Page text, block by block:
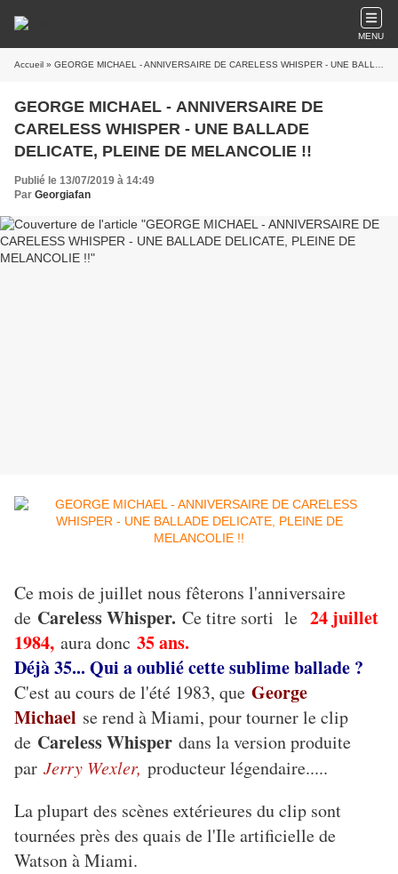
MENU
Accueil » GEORGE MICHAEL - ANNIVERSAIRE DE CARELESS WHISPER - UNE BALLADE DELICATE, PLEINE DE MELANCOLIE !!
GEORGE MICHAEL - ANNIVERSAIRE DE
CARELESS WHISPER - UNE BALLADE
DELICATE, PLEINE DE MELANCOLIE !!
Publié le 13/07/2019 à 14:49
Par Georgiafan
Ce mois de juillet nous fêterons l'anniversaire
de Careless Whisper. Ce titre sorti le 24 juillet
1984, aura donc 35 ans.
Déjà 35... Qui a oublié cette sublime ballade ?
C'est au cours de l'été 1983, que George
Michael se rend à Miami, pour tourner le clip
de Careless Whisper dans la version produite
par Jerry Wexler, producteur légendaire.....
La plupart des scènes extérieures du clip sont
tournées près des quais de l'Ile artificielle de
Watson à Miami.